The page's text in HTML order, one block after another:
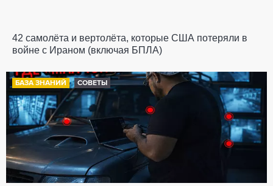
42 самолёта и вертолёта, которые США потеряли в
войне с Ираном (включая БПЛА)
БАЗА ЗНАНИЙ СОВЕТЫ